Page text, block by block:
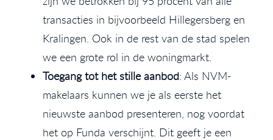
transacties in bijvoorbeeld Hillegersberg en
Kralingen. Ook in de rest van de stad spelen
we een grote rol in de woningmarkt.
Toegang tot het stille aanbod: Als NVM-
makelaars kunnen we je als eerste het
nieuwste aanbod presenteren, nog voordat
het op Funda verschijnt. Dit geeft je een